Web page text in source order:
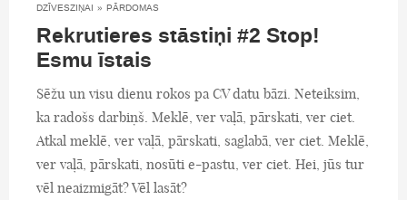
DZĪVESZIŅAI » PĀRDOMAS
Rekrutieres stāstiņi #2 Stop!
Esmu īstais
Sēžu un visu dienu rokos pa CV datu bāzi. Neteiksim,
ka radošs darbiņš. Meklē, ver vaļā, pārskati, ver ciet.
Atkal meklē, ver vaļā, pārskati, saglabā, ver ciet. Meklē,
ver vaļā, pārskati, nosūti e-pastu, ver ciet. Hei, jūs tur
vēl neaizmigāt? Vēl lasāt?